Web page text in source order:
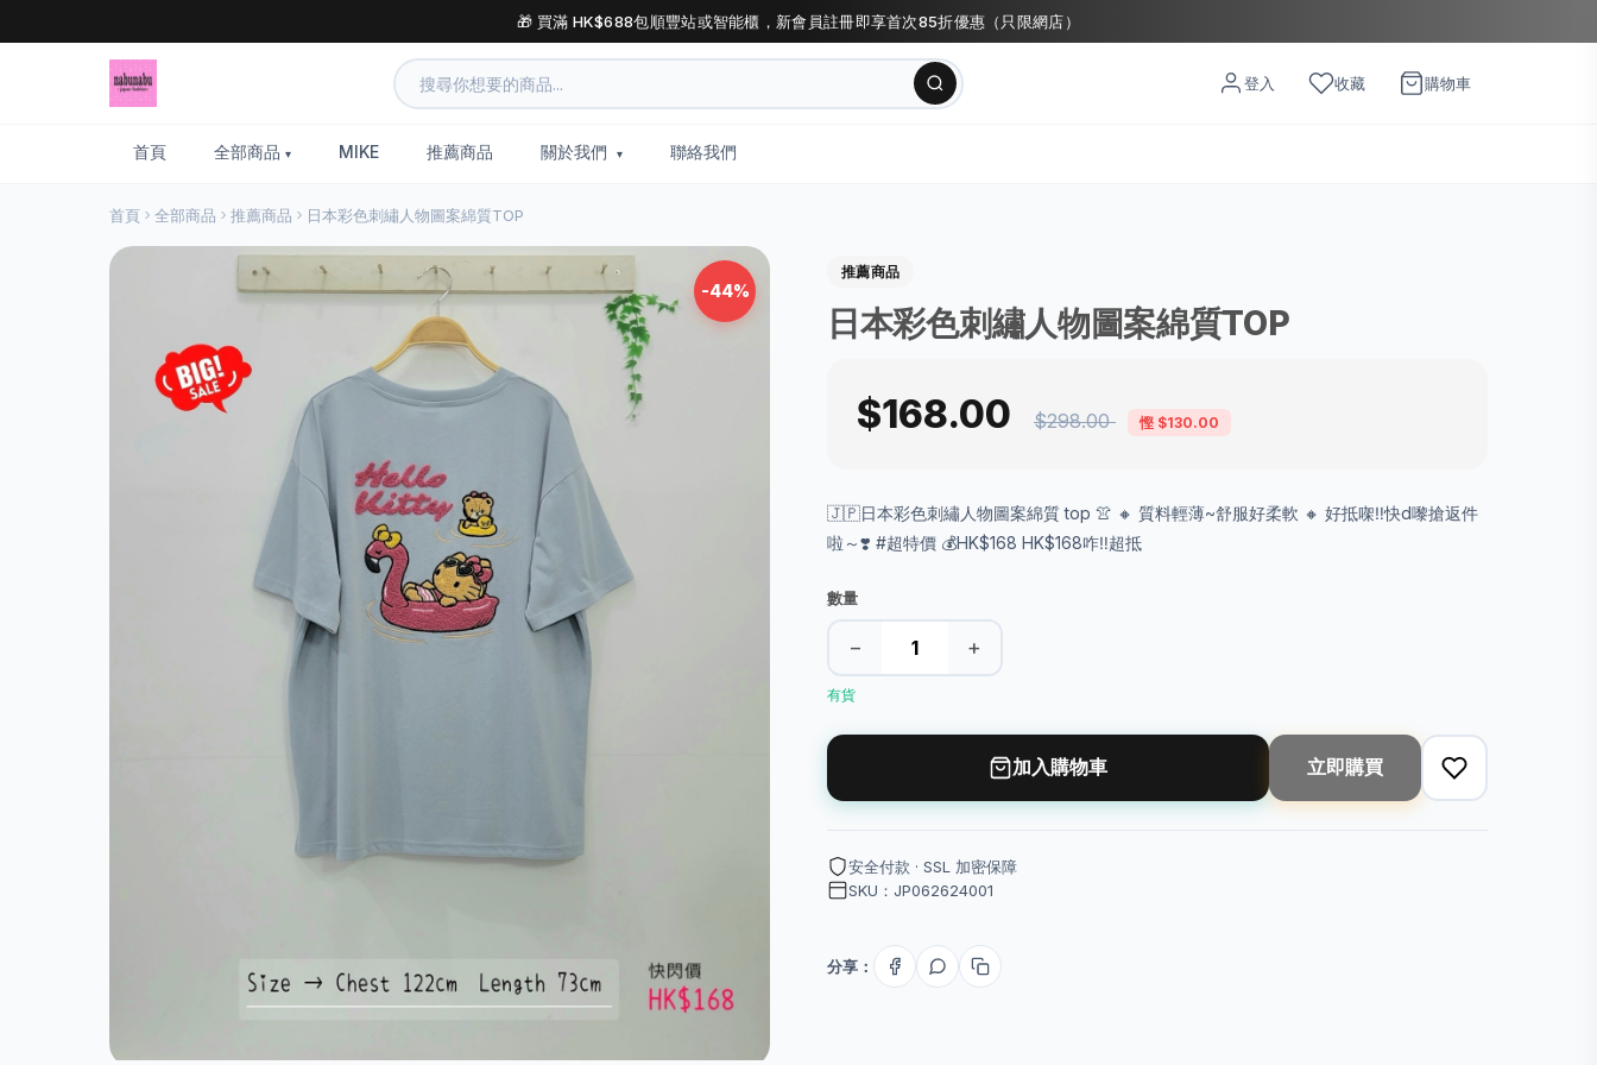
🎁 買滿 HK$688包順豐站或智能櫃，新會員註冊即享首次85折優惠（只限網店）
登入 收藏 購物車
首頁 全部商品 MIKE 推薦商品 關於我們 聯絡我們
首頁 全部商品 推薦商品 日本彩色刺繡人物圖案綿質TOP
-44%
推薦商品
日本彩色刺繡人物圖案綿質TOP
$168.00 $298.00 慳 $130.00
🇯🇵日本彩色刺繡人物圖案綿質 top 👚 🔸 質料輕薄~舒服好柔軟 🔸 好抵㗎‼️快d嚟搶返件
啦～❣️ #超特價 💰HK$168 HK$168咋‼️超抵
數量
− +
有貨
加入購物車 立即購買
安全付款 · SSL 加密保障
SKU：JP062624001
分享：